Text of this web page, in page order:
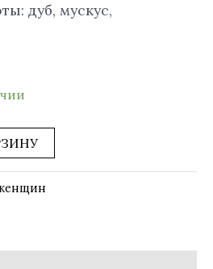
дуб, мускус,